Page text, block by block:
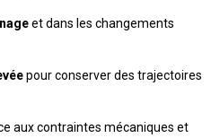
et dans les changements
pour conserver des trajectoires
aux contraintes mécaniques et